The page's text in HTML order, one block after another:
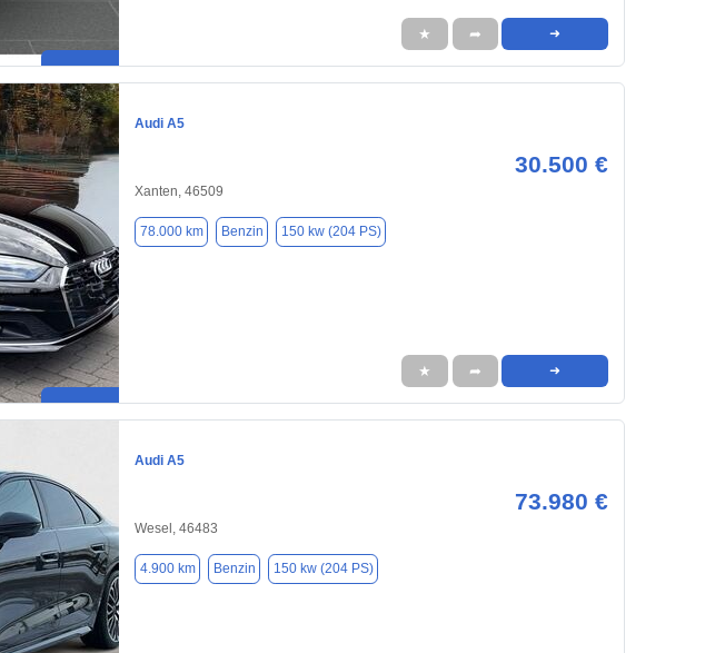
★ ➦ ➜
Audi A5
30.500 €
Xanten, 46509
78.000 km Benzin 150 kw (204 PS)
★ ➦ ➜
Audi A5
73.980 €
Wesel, 46483
4.900 km Benzin 150 kw (204 PS)